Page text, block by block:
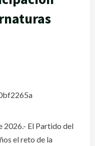
2026.- El Partido del
el reto de la